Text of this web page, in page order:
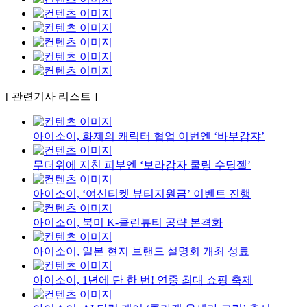
[ 관련기사 리스트 ]
아이소이, 화제의 캐릭터 협업 이번엔 ‘바부감쟈’
무더위에 지친 피부엔 ‘보라감자 쿨링 수딩젤’
아이소이, ‘여신티켓 뷰티지원금’ 이벤트 진행
아이소이, 북미 K-클린뷰티 공략 본격화
아이소이, 일본 현지 브랜드 설명회 개최 성료
아이소이, 1년에 단 한 번! 연중 최대 쇼핑 축제